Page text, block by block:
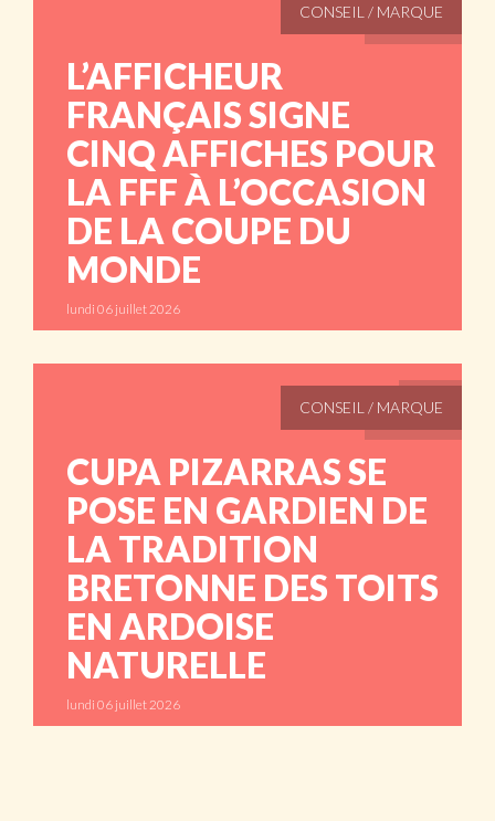
CONSEIL / MARQUE
L’AFFICHEUR
FRANÇAIS SIGNE
CINQ AFFICHES POUR
LA FFF À L’OCCASION
DE LA COUPE DU
MONDE
lundi 06 juillet 2026
CONSEIL / MARQUE
CUPA PIZARRAS SE
POSE EN GARDIEN DE
LA TRADITION
BRETONNE DES TOITS
EN ARDOISE
NATURELLE
lundi 06 juillet 2026